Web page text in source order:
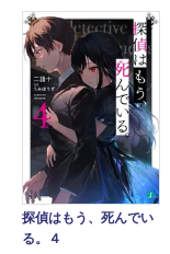
探偵はもう、死んでい
る。４